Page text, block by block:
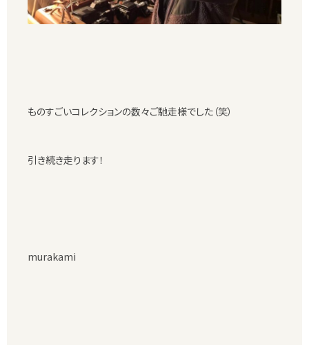
ものすごいコレクションの数々ご馳走様でした（笑）
引き続き走ります！
murakami